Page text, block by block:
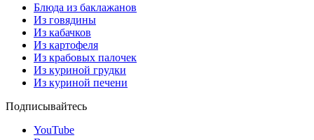
Блюда из баклажанов
Из говядины
Из кабачков
Из картофеля
Из крабовых палочек
Из куриной грудки
Из куриной печени
Подписывайтесь
YouTube